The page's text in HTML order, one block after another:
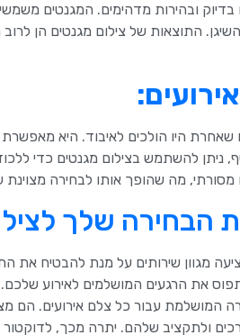
ובהירות מדהימים. המגנטים
התוצאות של צילום מגנטים הן
שאחרת היו הולכים לאיבוד. היא מאפשרת
ניתן להשתמש בצילום מגנטים כדי
מסורתי, מה שהופך אותו לבחירה מצוינת
הבחירה שלך
מגוון שירותים על מנת להבטיח את
את הרגעים המושלמים לאירוע שלכם.
עבור כל צלם אירועים. הם
ולתקציב שלהם. יתרה מכך, לדוקטור